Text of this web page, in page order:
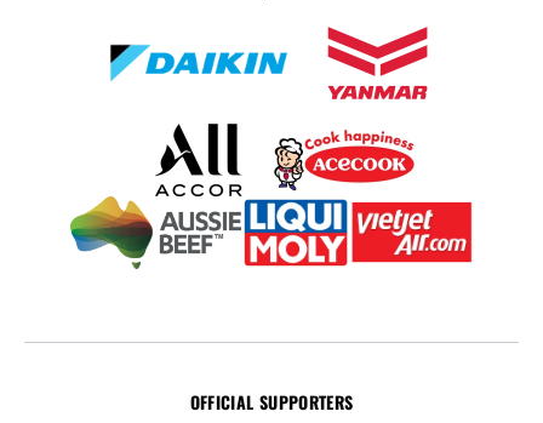
OFFICIAL SUPPORTERS